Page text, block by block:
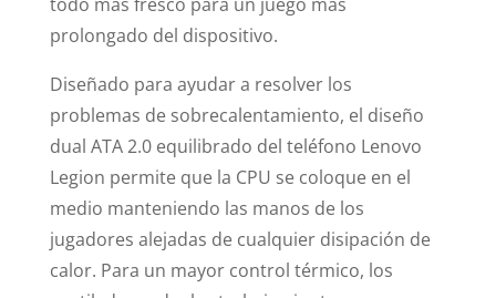
prolongado del dispositivo.
Diseñado para ayudar a resolver los
problemas de sobrecalentamiento, el diseño
dual ATA 2.0 equilibrado del teléfono Lenovo
Legion permite que la CPU se coloque en el
medio manteniendo las manos de los
jugadores alejadas de cualquier disipación de
calor. Para un mayor control térmico, los